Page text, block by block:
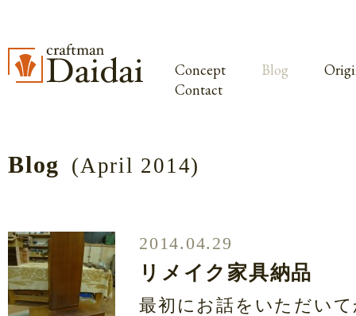
Concept Blog
Contact
Blog (April 2014)
2014.04.29
リメイク家具納品
最初にお話をいただい